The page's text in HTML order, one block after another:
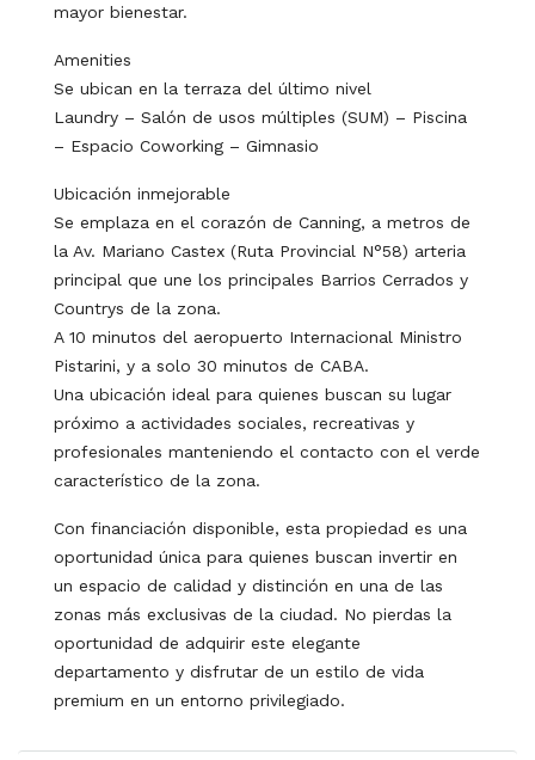
mayor bienestar.
Amenities
Se ubican en la terraza del último nivel
Laundry – Salón de usos múltiples (SUM) – Piscina
– Espacio Coworking – Gimnasio
Ubicación inmejorable
Se emplaza en el corazón de Canning, a metros de
la Av. Mariano Castex (Ruta Provincial N°58) arteria
principal que une los principales Barrios Cerrados y
Countrys de la zona.
A 10 minutos del aeropuerto Internacional Ministro
Pistarini, y a solo 30 minutos de CABA.
Una ubicación ideal para quienes buscan su lugar
próximo a actividades sociales, recreativas y
profesionales manteniendo el contacto con el verde
característico de la zona.
Con financiación disponible, esta propiedad es una
oportunidad única para quienes buscan invertir en
un espacio de calidad y distinción en una de las
zonas más exclusivas de la ciudad. No pierdas la
oportunidad de adquirir este elegante
departamento y disfrutar de un estilo de vida
premium en un entorno privilegiado.